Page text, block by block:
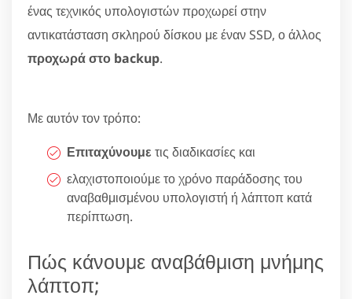
ένας τεχνικός υπολογιστών προχωρεί στην
αντικατάσταση σκληρού δίσκου με έναν SSD, ο άλλος
προχωρά στο backup.
Με αυτόν τον τρόπο:
Επιταχύνουμε τις διαδικασίες και
ελαχιστοποιούμε το χρόνο παράδοσης του
αναβαθμισμένου υπολογιστή ή λάπτοπ κατά
περίπτωση.
Πώς κάνουμε αναβάθμιση μνήμης
λάπτοπ;